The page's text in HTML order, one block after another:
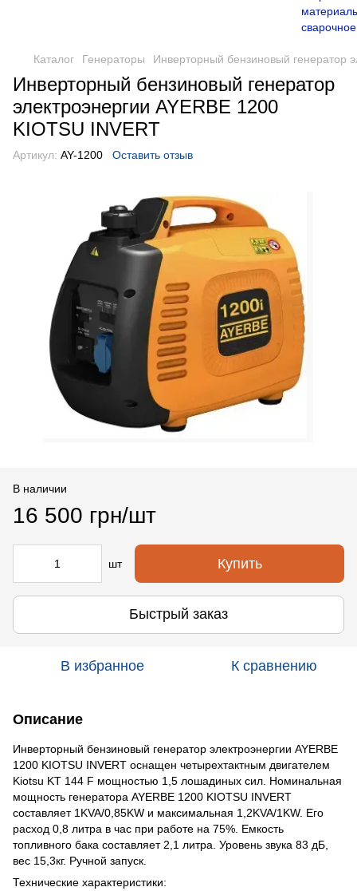
Каталог Генераторы Инверторный бензиновый генератор
Инверторный бензиновый генератор
электроэнергии AYERBE 1200
KIOTSU INVERT
Артикул: AY-1200 Оставить отзыв
В наличии
16 500 грн/шт
шт Купить
Быстрый заказ
В избранное К сравнению
Описание
Инверторный бензиновый генератор электроэнергии AYERBE
1200 KIOTSU INVERT оснащен четырехтактным двигателем
Kiotsu KT 144 F мощностью 1,5 лошадиных сил. Номинальная
мощность генератора AYERBE 1200 KIOTSU INVERT
составляет 1KVA/0,85KW и максимальная 1,2KVA/1KW. Его
расход 0,8 литра в час при работе на 75%. Емкость
топливного бака составляет 2,1 литра. Уровень звука 83 дБ,
вес 15,3кг. Ручной запуск.
Технические характеристики: